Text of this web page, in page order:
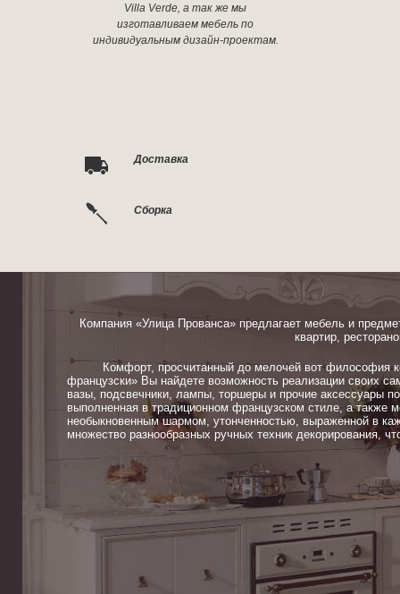
Villa Verde, а так же мы
изготавливаем мебель по
индивидуальным дизайн-проектам.
Доставка
Сборка
Компания «Улица Прованса» предлагает мебель и
квартир,
Комфорт, просчитанный до мелочей вот философия
французски» Вы найдете возможность реализации своих
вазы, подсвечники, лампы, торшеры и прочие аксессуары
выполненная в традиционном французском стиле, а также
необыкновенным шармом, утонченностью, выраженной в
множество разнообразных ручных техник декорирования,